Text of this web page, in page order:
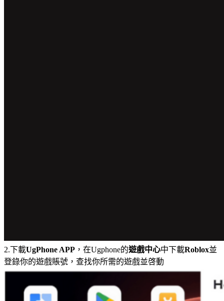
2.下載UgPhone APP ，在Ugphone的遊戲中心中下載Roblox並
登錄你的遊戲賬號，查找你所需的遊戲並啓動